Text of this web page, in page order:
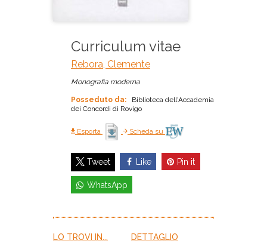
Curriculum vitae
Rebora, Clemente
Monografia moderna
Posseduto da:
Biblioteca dell'Accademia
dei Concordi di Rovigo
Esporta Scheda su
Tweet Like Pin it
WhatsApp
LO TROVI IN...
DETTAGLIO